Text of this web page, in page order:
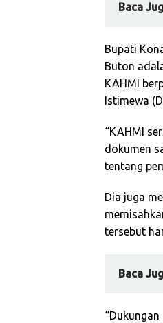
Baca
Bupati
Buton
KAHMI
Istimewa
“KAHMI
dokumen
tentang
Dia juga
tersebut
Baca